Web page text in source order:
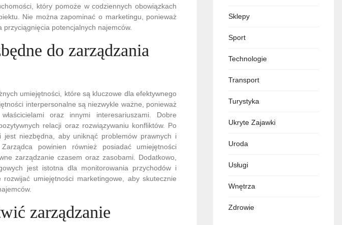
który pomoże w codziennych obowiązkach
Nie można zapominać o marketingu, ponieważ
potencjalnych najemców.
do zarządzania
umiejętności, które są kluczowe dla efektywnego
interpersonalne są niezwykle ważne, ponieważ
oraz innymi interesariuszami. Dobre
relacji oraz rozwiązywaniu konfliktów. Po
niezbędna, aby uniknąć problemów prawnych i
powinien również posiadać umiejętności
zarządzanie czasem oraz zasobami. Dodatkowo,
jest istotna dla monitorowania przychodów i
umiejętności marketingowe, aby skutecznie
zarządzanie
Sklepy
Sport
Technologie
Transport
Turystyka
Ukryte Zajawki
Uroda
Usługi
Wnętrza
Zdrowie